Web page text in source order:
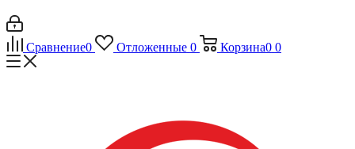
Сравнение0 Отложенные 0 Корзина0 0